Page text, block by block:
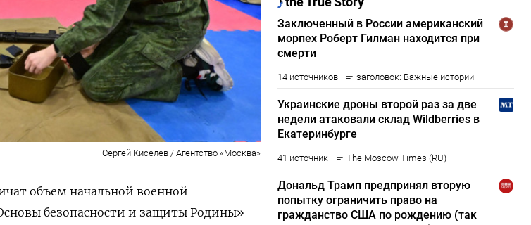
Сергей Киселев / Агентство «Москва»
объем начальной военной
безопасности и защиты Родины»